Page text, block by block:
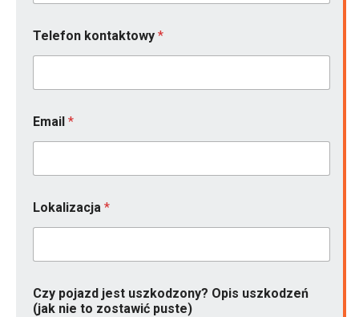
Telefon kontaktowy *
o
d
l
p
u
s
e
Email *
Lokalizacja *
Czy pojazd jest uszkodzony? Opis uszkodzeń
(jak nie to zostawić puste)